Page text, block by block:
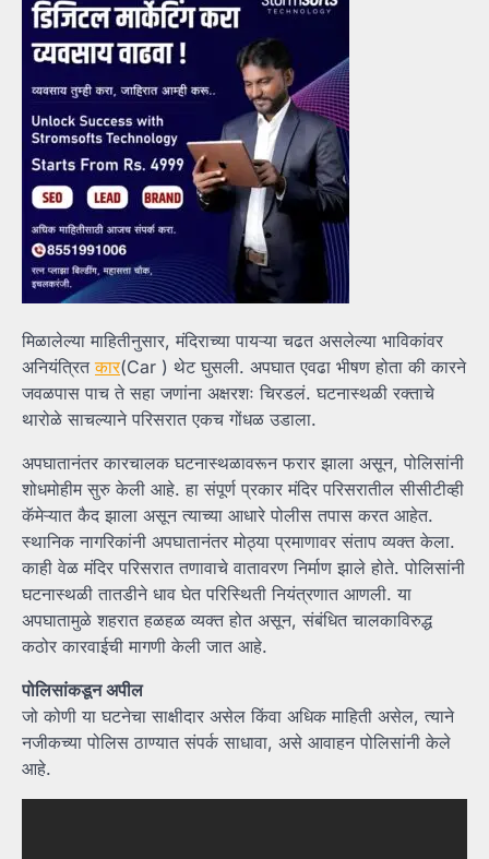
मिळालेल्या माहितीनुसार, मंदिराच्या पायऱ्या चढत असलेल्या भाविकांवर
अनियंत्रितकार(Car ) थेट घुसली. अपघात एवढा भीषण होता की कारने
जवळपास पाच ते सहा जणांना अक्षरशः चिरडलं. घटनास्थळी रक्ताचे
थारोळे साचल्याने परिसरात एकच गोंधळ उडाला.
अपघातानंतर कारचालक घटनास्थळावरून फरार झाला असून, पोलिसांनी
शोधमोहीम सुरु केली आहे. हा संपूर्ण प्रकार मंदिर परिसरातील सीसीटीव्ही
कॅमेऱ्यात कैद झाला असून त्याच्या आधारे पोलीस तपास करत आहेत.
स्थानिक नागरिकांनी अपघातानंतर मोठ्या प्रमाणावर संताप व्यक्त केला.
काही वेळ मंदिर परिसरात तणावाचे वातावरण निर्माण झाले होते. पोलिसांनी
घटनास्थळी तातडीने धाव घेत परिस्थिती नियंत्रणात आणली. या
अपघातामुळे शहरात हळहळ व्यक्त होत असून, संबंधित चालकाविरुद्ध
कठोर कारवाईची मागणी केली जात आहे.
पोलिसांकडून अपील
जो कोणी या घटनेचा साक्षीदार असेल किंवा अधिक माहिती असेल, त्याने
नजीकच्या पोलिस ठाण्यात संपर्क साधावा, असे आवाहन पोलिसांनी केले
आहे.